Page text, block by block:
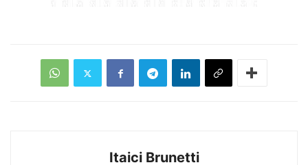
Itaici Brunetti